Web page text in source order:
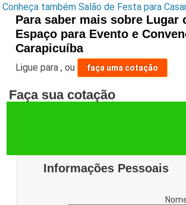
Conheça também Salão de Festa para
Para saber mais sobre Lugar
Espaço para Evento e
Carapicuíba
Ligue para,ou faça uma cotação
Faça sua cotação
Informações Pessoais